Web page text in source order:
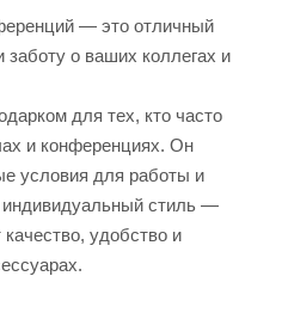
— это отличный
о ваших коллегах и
для тех, кто часто
и конференциях. Он
условия для работы и
индивидуальный стиль —
удобство и